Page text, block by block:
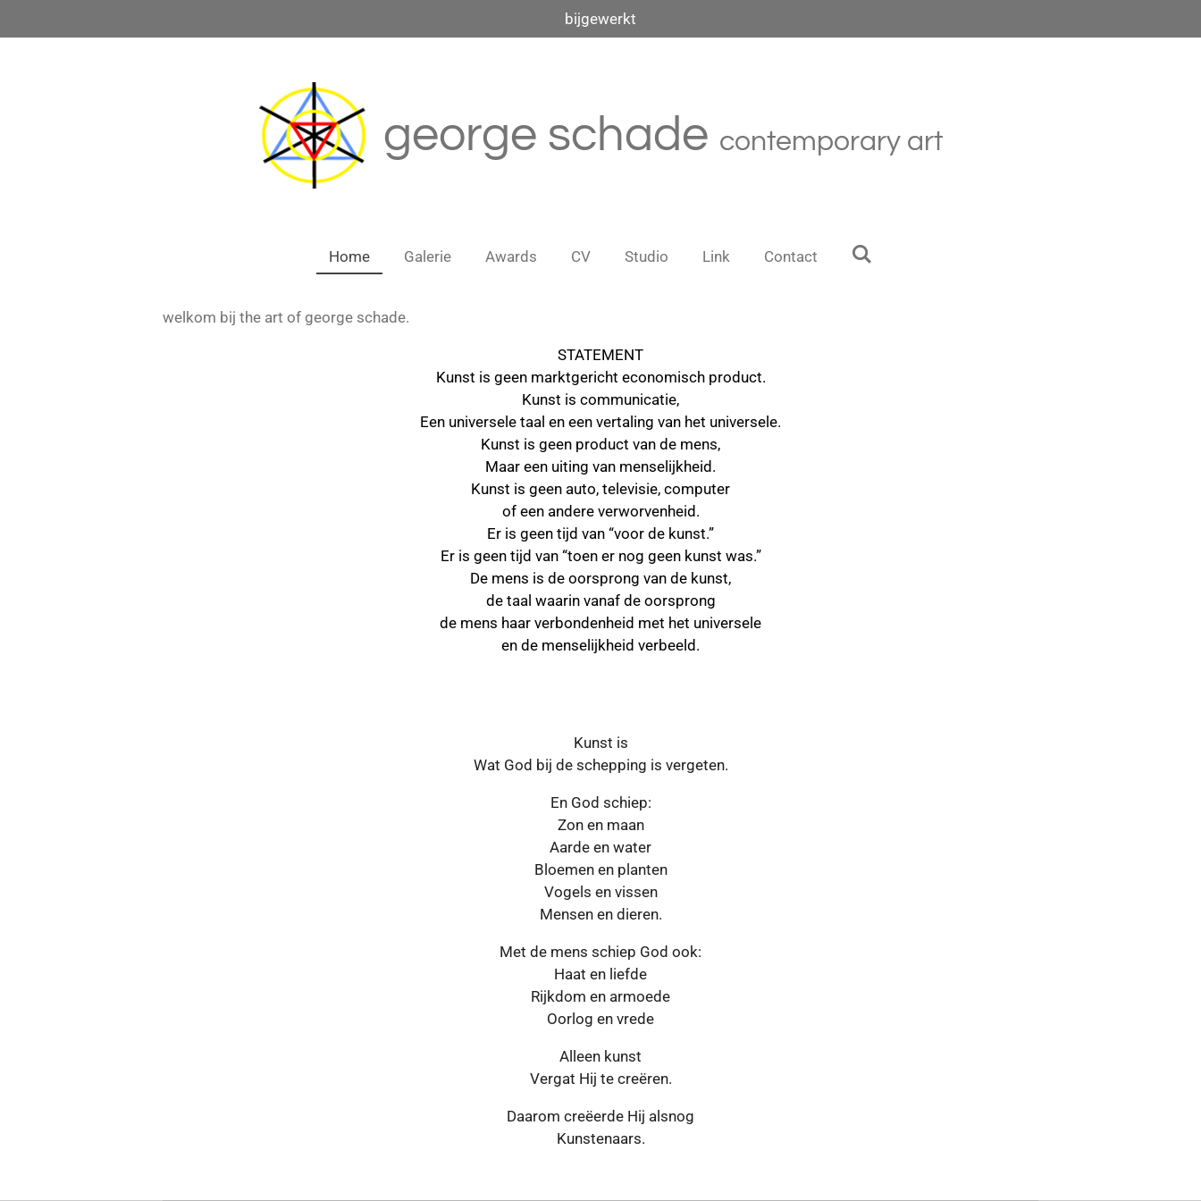
direct
bijgewerkt
george schade contemporary art
Home Galerie Awards CV Studio Link Contact
welkom bij the art of george schade.
STATEMENT
Kunst is geen marktgericht economisch product.
Kunst is communicatie,
Een universele taal en een vertaling van het universele.
Kunst is geen product van de mens,
Maar een uiting van menselijkheid.
Kunst is geen auto, televisie, computer
of een andere verworvenheid.
Er is geen tijd van “voor de kunst.”
Er is geen tijd van “toen er nog geen kunst was.”
De mens is de oorsprong van de kunst,
de taal waarin vanaf de oorsprong
de mens haar verbondenheid met het universele
en de menselijkheid verbeeld.
Kunst is
Wat God bij de schepping is vergeten.
En God schiep:
Zon en maan
Aarde en water
Bloemen en planten
Vogels en vissen
Mensen en dieren.
Met de mens schiep God ook:
Haat en liefde
Rijkdom en armoede
Oorlog en vrede
Alleen kunst
Vergat Hij te creëren.
Daarom creëerde Hij alsnog
Kunstenaars.